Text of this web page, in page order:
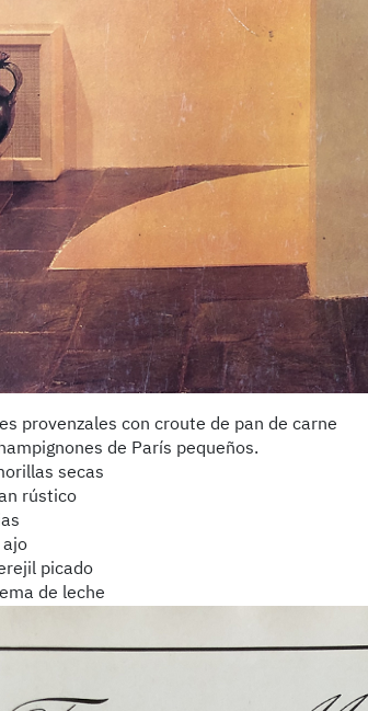
provenzales con croute de pan de carne
de París pequeños.
secas
rústico
ajo
picado
de leche